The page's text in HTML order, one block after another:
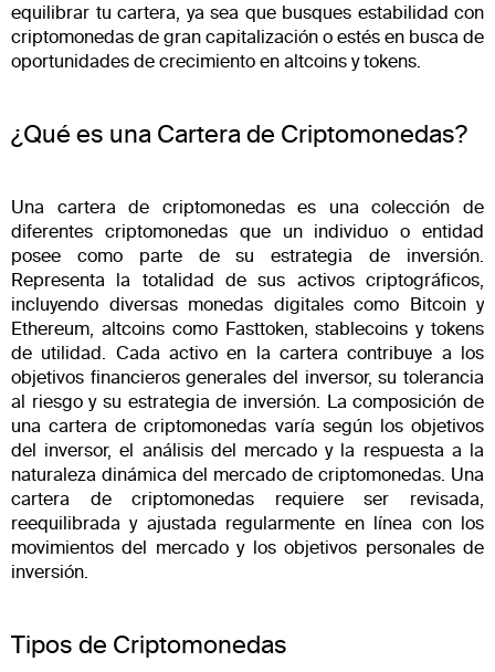
equilibrar tu cartera, ya sea que busques estabilidad con
criptomonedas de gran capitalización o estés en busca de
oportunidades de crecimiento en altcoins y tokens.
¿Qué es una Cartera de Criptomonedas?
Una cartera de criptomonedas es una colección de
diferentes criptomonedas que un individuo o entidad
posee como parte de su estrategia de inversión.
Representa la totalidad de sus activos criptográficos,
incluyendo diversas monedas digitales como Bitcoin y
Ethereum, altcoins como Fasttoken, stablecoins y tokens
de utilidad. Cada activo en la cartera contribuye a los
objetivos financieros generales del inversor, su tolerancia
al riesgo y su estrategia de inversión. La composición de
una cartera de criptomonedas varía según los objetivos
del inversor, el análisis del mercado y la respuesta a la
naturaleza dinámica del mercado de criptomonedas. Una
cartera de criptomonedas requiere ser revisada,
reequilibrada y ajustada regularmente en línea con los
movimientos del mercado y los objetivos personales de
inversión.
Tipos de Criptomonedas